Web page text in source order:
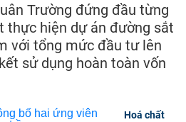
Trường đứng đầu từng
thực hiện dự án đường sắt
với tổng mức đầu tư lên
sử dụng hoàn toàn vốn
Hoá chất